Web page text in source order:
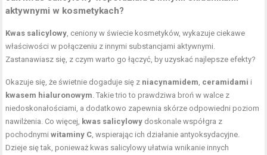
aktywnymi w kosmetykach?
Kwas salicylowy , ceniony w świecie kosmetyków, wykazuje ciekawe
właściwości w połączeniu z innymi substancjami aktywnymi.
Zastanawiasz się, z czym warto go łączyć, by uzyskać najlepsze efekty?
Okazuje się, że świetnie dogaduje się z niacynamidem ceramidami i
kwasem hialuronowym . Takie trio to prawdziwa broń w walce z
niedoskonałościami, a dodatkowo zapewnia skórze odpowiedni poziom
nawilżenia. Co więcej,
kwas salicylowy doskonale współgra z
pochodnymiwitaminy C , wspierając ich działanie antyoksydacyjne.
Dzieje się tak, ponieważ kwas salicylowy ułatwia wnikanie innych